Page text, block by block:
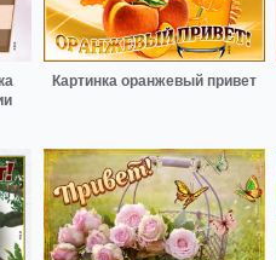
Картинка оранжевый привет